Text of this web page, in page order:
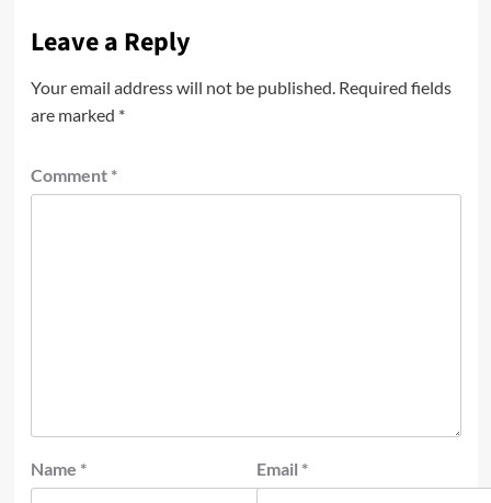
Leave a Reply
Your email address will not be published. Required fields
are marked *
Comment *
Name * Email *